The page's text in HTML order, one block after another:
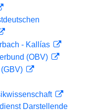
- Kallías
(OBV)
Darstellende